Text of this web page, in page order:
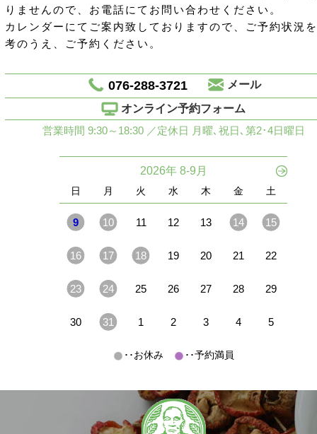
りませんので、お電話にてお問い合わせください。
カレンダーにてご案内致しておりますので、ご予約状況
考のうえ、ご予約ください。
076-288-3721
メール
オンライン予約フォーム
営業時間 9:30～18:30 ／定休日 月曜､祝日､第2･4日曜日
2026年 8-9月
日 月 火 水 木 金 土
9 10 11 12 13 14 15
16 17 18 19 20 21 22
23 24 25 26 27 28 29
30 31 1 2 3 4 5
･･お休み ･･予約満員